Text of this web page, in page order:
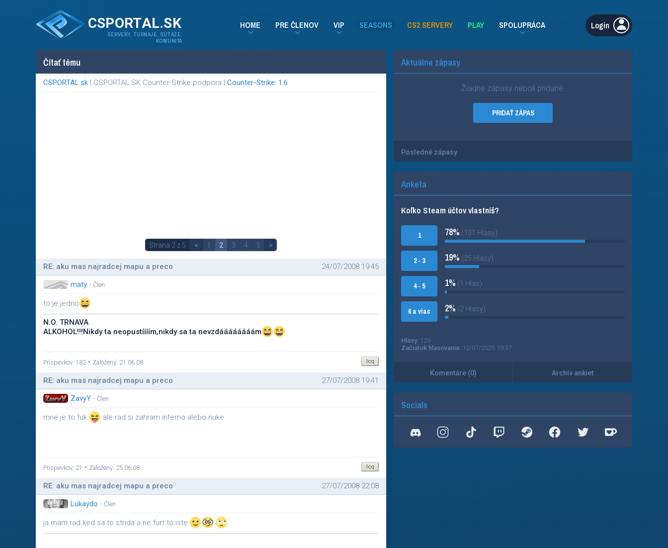
CSPORTAL.SK
SERVERY, TURNAJE, SÚŤAŽE,
KOMUNITA
HOME PRE ČLENOV VIP SEASONS CS2 SERVERY PLAY SPOLUPRÁCA Login
Čítať tému
CSPORTAL.sk | CSPORTAL.SK Counter-Strike podpora | Counter-Strike: 1.6
Strana 2 z 5 < 1 2 3 4 5 >
RE: aku mas najradcej mapu a preco
24/07/2008 19:45
maty - Člen
to je jedno
N.O. TRNAVA
ALKOHOL!!!Nikdy ta neopustíííím,nikdy sa ta nevzdáááááááám
Príspevkov: 182• Založený: 21.06.08
RE: aku mas najradcej mapu a preco
27/07/2008 19:41
ZavyY - Člen
mne je to fuk ale rad si zahram inferno alebo nuke
Príspevkov: 21 • Založený: 25.06.08
RE: aku mas najradcej mapu a preco
27/07/2008 22:08
Lukaydo - Člen
ja mam rad ked sa to strida a ne furt to iste
Aktuálne zápasy
Žiadne zápasy neboli pridané.
PRIDAŤ ZÁPAS
Posledné zápasy
Anketa
Koľko Steam účtov vlastníš?
1
2 - 3
4 - 5
6 a viac
78% (101 Hlasy)
19% (25 Hlasy)
1% (1 Hlas)
2% (2 Hlasy)
Hlasy: 129
Začiatok hlasovania: 12/07/2025 19:37
Komentáre (0) Archív ankiet
Socials